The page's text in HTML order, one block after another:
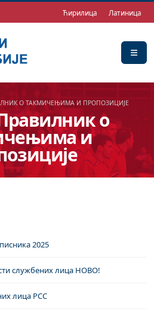
Ћирилица Латиница
о
и
О ТАКМИЧЕЊИМА И ПРОПОЗИЦИЈЕ
2025
службених лица НОВО!
лица РСС